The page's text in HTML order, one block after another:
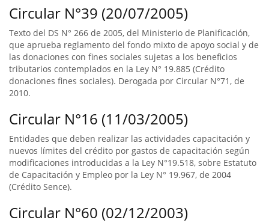
Circular N°39 (20/07/2005)
Texto del DS N° 266 de 2005, del Ministerio de Planificación,
que aprueba reglamento del fondo mixto de apoyo social y de
las donaciones con fines sociales sujetas a los beneficios
tributarios contemplados en la Ley N° 19.885 (Crédito
donaciones fines sociales). Derogada por Circular N°71, de
2010.
Circular N°16 (11/03/2005)
Entidades que deben realizar las actividades capacitación y
nuevos límites del crédito por gastos de capacitación según
modificaciones introducidas a la Ley N°19.518, sobre Estatuto
de Capacitación y Empleo por la Ley N° 19.967, de 2004
(Crédito Sence).
Circular N°60 (02/12/2003)